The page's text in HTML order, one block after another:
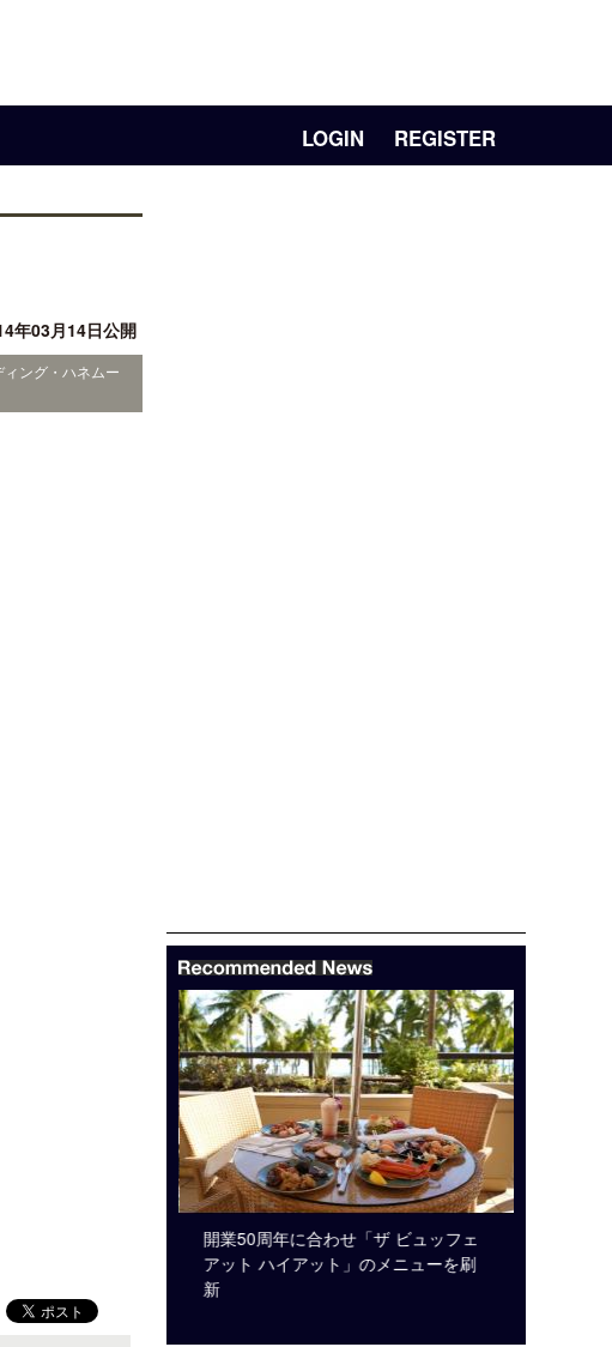
LOGIN REGISTER
年03月14日公開
ング・ハネムー
開業50周年に合わせ「ザ ビュッフェ
アット ハイアット」のメニューを刷
新